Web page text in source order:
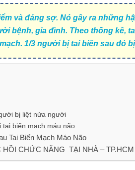
và đáng sợ. Nó gây ra những
bệnh, gia đình. Theo thống kê,
1/3 người bị tai biến sau đó
bị liệt nửa người
biến mạch máu não
Tai Biến Mạch Máo Não
HỒI CHỨC NĂNG TẠI NHÀ – TP.HCM